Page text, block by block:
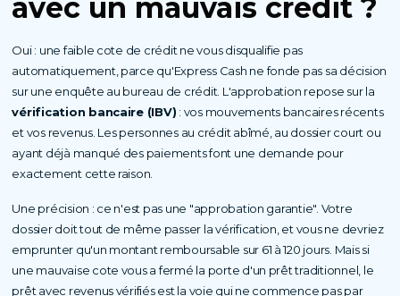
avec un mauvais crédit ?
Oui : une faible cote de crédit ne vous disqualifie pas
automatiquement, parce qu'Express Cash ne fonde pas sa décision
sur une enquête au bureau de crédit. L'approbation repose sur la
vérification bancaire (IBV) : vos mouvements bancaires récents
et vos revenus. Les personnes au crédit abîmé, au dossier court ou
ayant déjà manqué des paiements font une demande pour
exactement cette raison.
Une précision : ce n'est pas une "approbation garantie". Votre
dossier doit tout de même passer la vérification, et vous ne devriez
emprunter qu'un montant remboursable sur 61 à 120 jours. Mais si
une mauvaise cote vous a fermé la porte d'un prêt traditionnel, le
prêt avec revenus vérifiés est la voie qui ne commence pas par